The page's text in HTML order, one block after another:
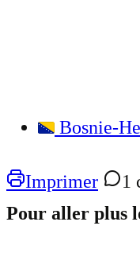
Bosnie-
Imprimer
1
Pour aller plus